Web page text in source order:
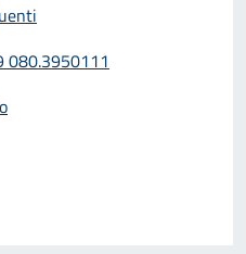
080.3950111